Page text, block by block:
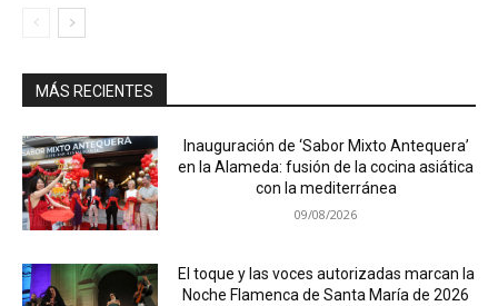
MÁS RECIENTES
Inauguración de ‘Sabor Mixto Antequera’
en la Alameda: fusión de la cocina asiática
con la mediterránea
09/08/2026
El toque y las voces autorizadas marcan la
Noche Flamenca de Santa María de 2026